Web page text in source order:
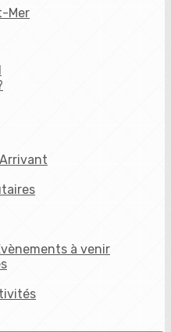
à venir